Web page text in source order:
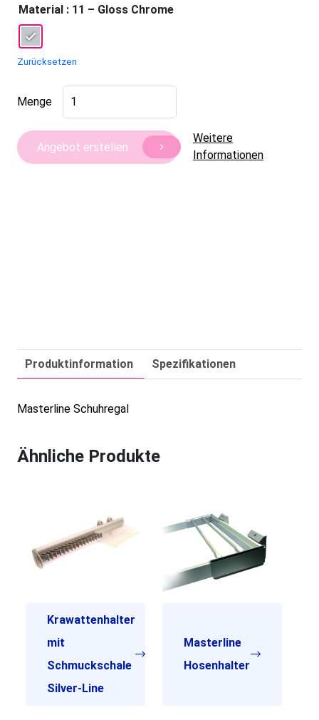
Material : 11 – Gloss Chrome
Zurücksetzen
Menge
Schuhregal
Menge
Angebot erstellen
Weitere
Informationen
Produktinformation Spezifikationen
Masterline Schuhregal
Ähnliche Produkte
Krawattenhalter
mit
Schmuckschale
Silver-Line
Masterline
Hosenhalter